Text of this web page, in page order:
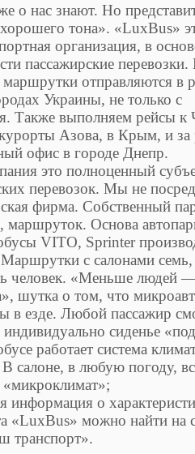
о нас знают. Но
тона». «LuxBus»
организация, в
пассажирские
отправляются в
Украины, не только с
Также выполняем рейсы к
Азова, в Крым, и за
офис в городе Днепр.
это полноценный
перевозок. Мы не
фирма. Собственный
маршруток. Основа
VITO, Sprinter
с салонами семь,
человек. «Меньше людей
шутка о том, что
в езде. Любой пассажир
индивидуально сиденье
работает система
салоне, в любую погоду,
информация о
«LuxBus» можно найти на
транспорт».